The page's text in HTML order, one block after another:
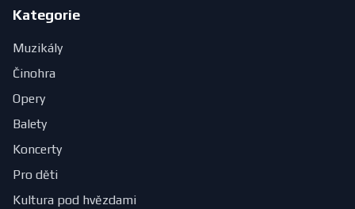
Kategorie
Muzikály
Činohra
Opery
Balety
Koncerty
Pro děti
Kultura pod hvězdami